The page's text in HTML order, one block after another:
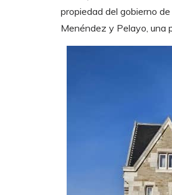
propiedad del gobierno
Menéndez y Pelayo, una